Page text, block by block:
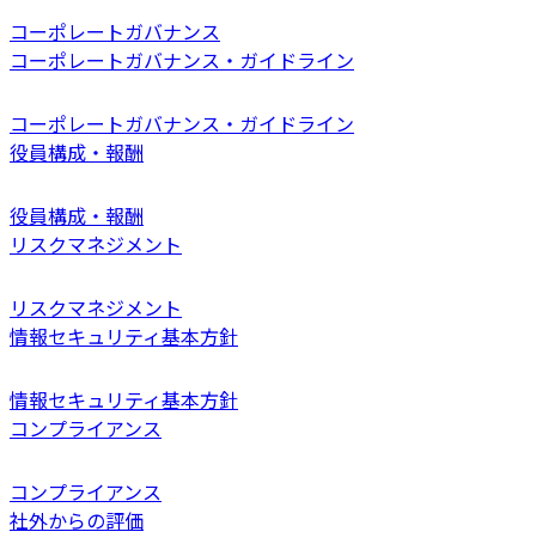
コーポレートガバナンス
コーポレートガバナンス・ガイドライン
コーポレートガバナンス・ガイドライン
役員構成・報酬
役員構成・報酬
リスクマネジメント
リスクマネジメント
情報セキュリティ基本方針
情報セキュリティ基本方針
コンプライアンス
コンプライアンス
社外からの評価